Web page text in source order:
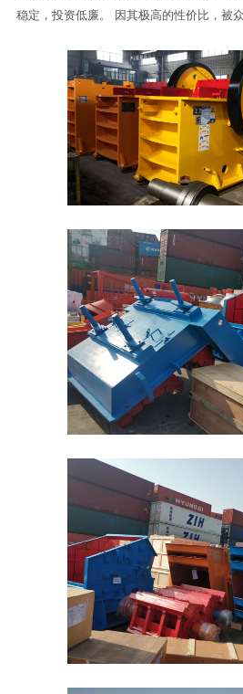
稳定，投资低廉。 因其极高的性价比，被